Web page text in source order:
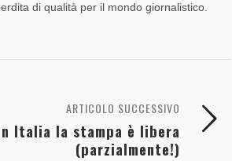
di qualità per il mondo giornalistico.
ARTICOLO SUCCESSIVO
Italia la stampa è libera
(parzialmente!)